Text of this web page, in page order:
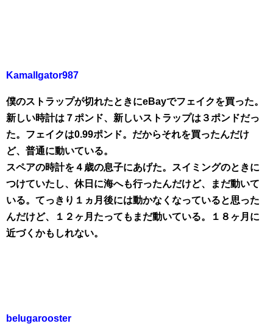
Kamallgator987
僕のストラップが切れたときにeBayでフェイクを買った。
新しい時計は７ポンド、新しいストラップは３ポンドだっ
た。フェイクは0.99ポンド。だからそれを買ったんだけ
ど、普通に動いている。
スペアの時計を４歳の息子にあげた。スイミングのときに
つけていたし、休日に海へも行ったんだけど、まだ動いて
いる。てっきり１ヵ月後には動かなくなっていると思った
んだけど、１２ヶ月たってもまだ動いている。１８ヶ月に
近づくかもしれない。
belugarooster